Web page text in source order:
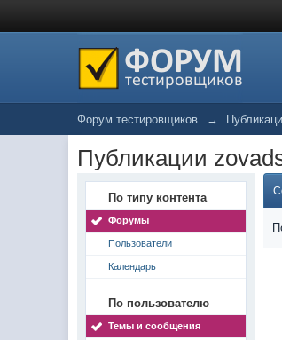
Форум тестировщиков →
Публикации
По типу контента
Форумы
Пользователи
Календарь
По пользователю
Темы и сообщения